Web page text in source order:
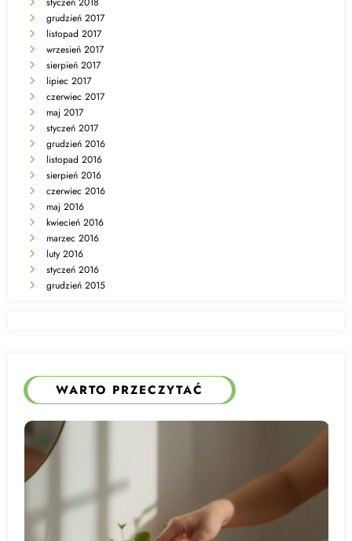
grudzień 2017
listopad 2017
wrzesień 2017
sierpień 2017
lipiec 2017
czerwiec 2017
maj 2017
styczeń 2017
grudzień 2016
listopad 2016
sierpień 2016
czerwiec 2016
maj 2016
kwiecień 2016
marzec 2016
luty 2016
styczeń 2016
grudzień 2015
WARTO PRZECZYTAĆ